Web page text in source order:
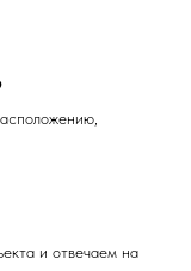
и отвечаем на